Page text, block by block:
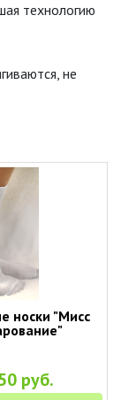
технологию
не
носки "Мисс
руб.